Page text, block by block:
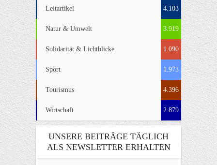
Leitartikel 4.103
Natur & Umwelt 3.919
Solidarität & Lichtblicke 1.090
Sport 1.973
Tourismus 4.396
Wirtschaft 2.879
UNSERE BEITRÄGE TÄGLICH
ALS NEWSLETTER ERHALTEN